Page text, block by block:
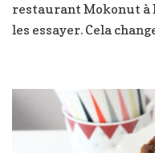
restaurant Mokonut à
les essayer. Cela